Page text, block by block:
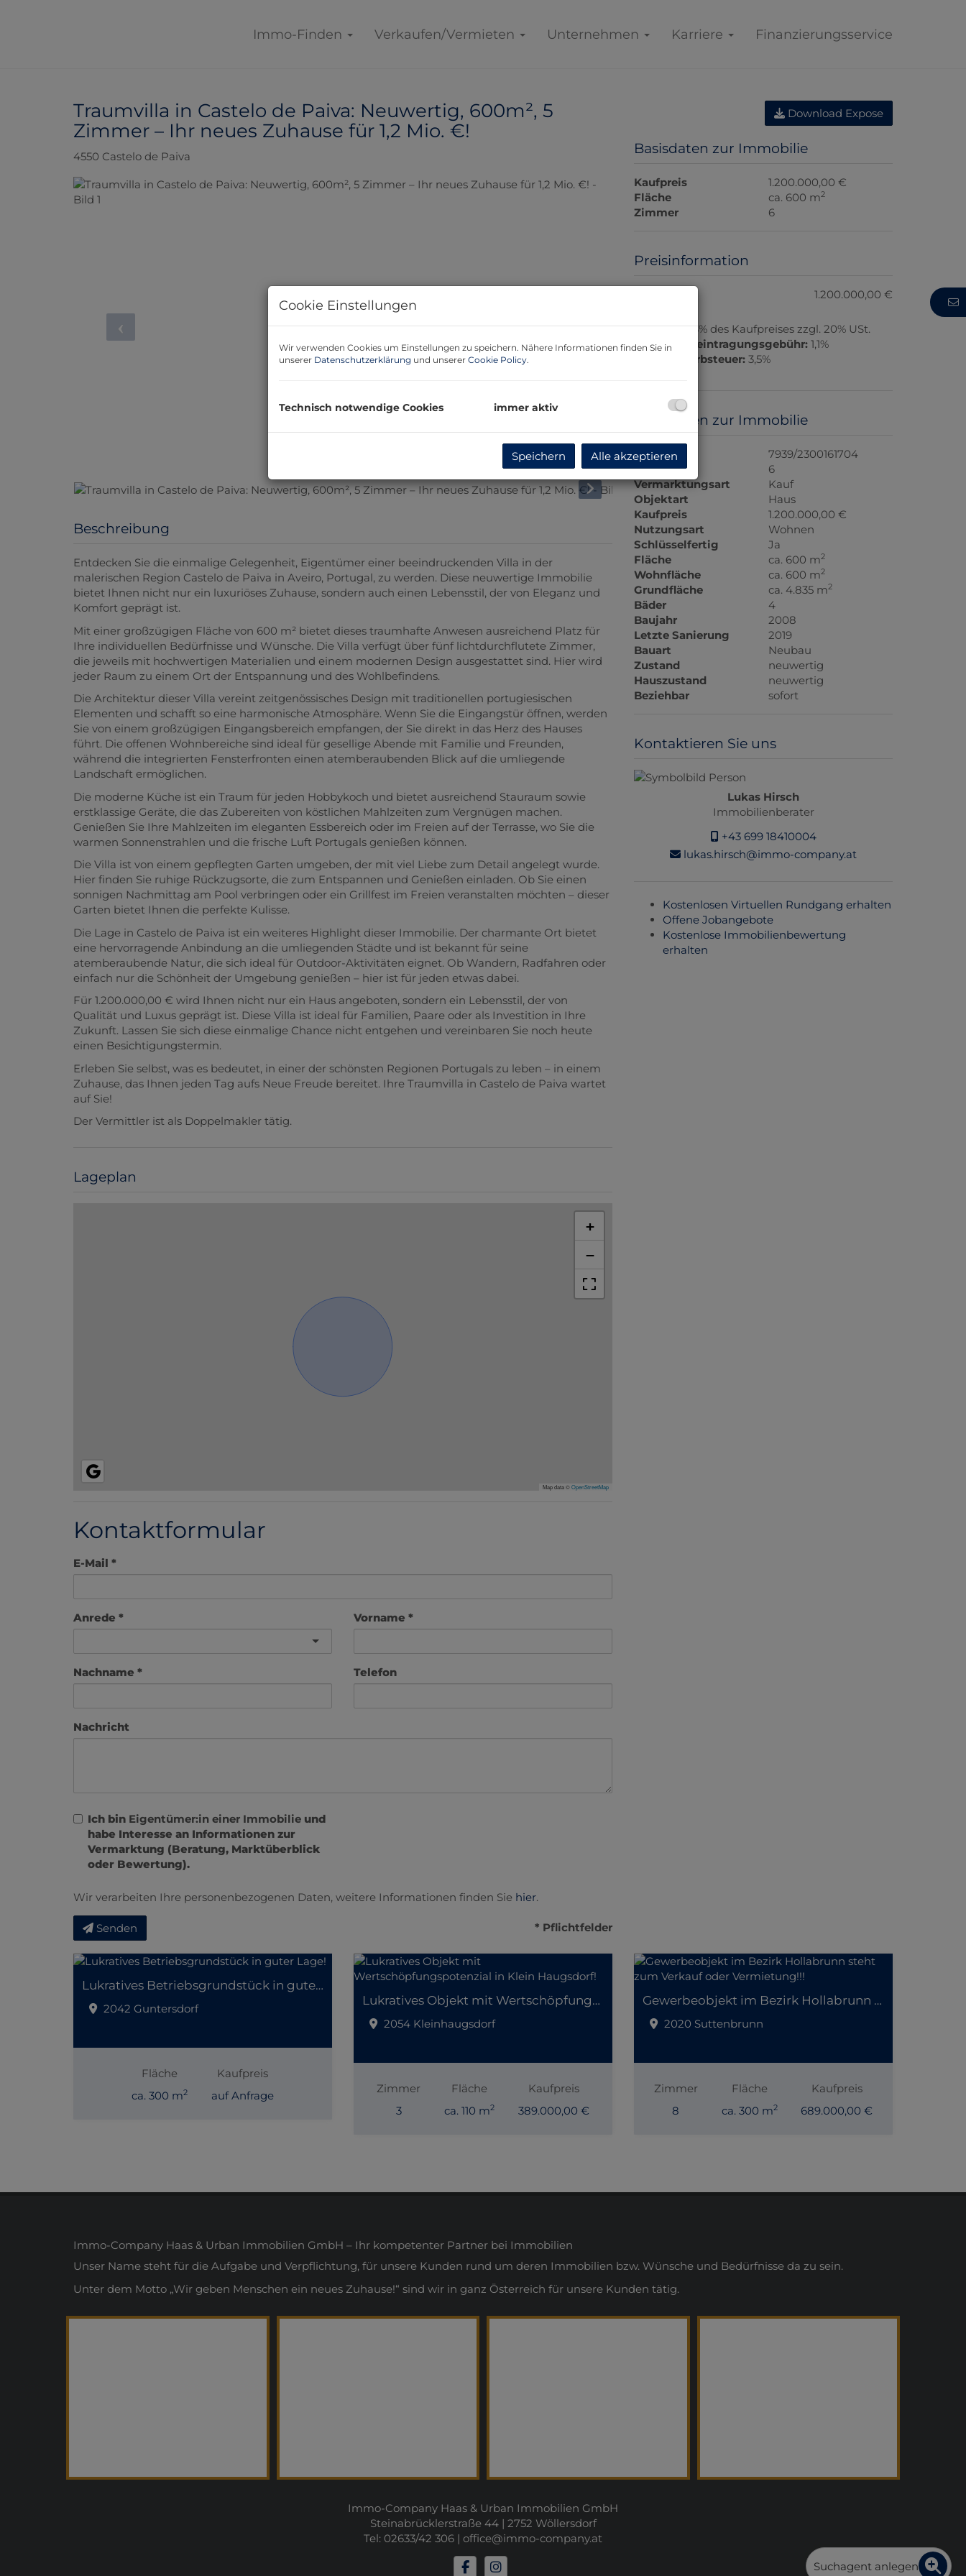
Immo-Finden Verkaufen/Vermieten Unternehmen Karriere Finanzierungsservice
Traumvilla in Castelo de Paiva: Neuwertig, 600m², 5
Zimmer – Ihr neues Zuhause für 1,2 Mio. €!
4550 Castelo de Paiva
Beschreibung
Entdecken Sie die einmalige Gelegenheit, Eigentümer einer beeindruckenden Villa in der
malerischen Region Castelo de Paiva in Aveiro, Portugal, zu werden. Diese neuwertige Immobilie
bietet Ihnen nicht nur ein luxuriöses Zuhause, sondern auch einen Lebensstil, der von Eleganz und
Komfort geprägt ist.
Mit einer großzügigen Fläche von 600 m² bietet dieses traumhafte Anwesen ausreichend Platz für
Ihre individuellen Bedürfnisse und Wünsche. Die Villa verfügt über fünf lichtdurchflutete Zimmer,
die jeweils mit hochwertigen Materialien und einem modernen Design ausgestattet sind. Hier wird
jeder Raum zu einem Ort der Entspannung und des Wohlbefindens.
Die Architektur dieser Villa vereint zeitgenössisches Design mit traditionellen portugiesischen
Elementen und schafft so eine harmonische Atmosphäre. Wenn Sie die Eingangstür öffnen, werden
Sie von einem großzügigen Eingangsbereich empfangen, der Sie direkt in das Herz des Hauses
führt. Die offenen Wohnbereiche sind ideal für gesellige Abende mit Familie und Freunden,
während die integrierten Fensterfronten einen atemberaubenden Blick auf die umliegende
Landschaft ermöglichen.
Die moderne Küche ist ein Traum für jeden Hobbykoch und bietet ausreichend Stauraum sowie
erstklassige Geräte, die das Zubereiten von köstlichen Mahlzeiten zum Vergnügen machen.
Genießen Sie Ihre Mahlzeiten im eleganten Essbereich oder im Freien auf der Terrasse, wo Sie die
warmen Sonnenstrahlen und die frische Luft Portugals genießen können.
Die Villa ist von einem gepflegten Garten umgeben, der mit viel Liebe zum Detail angelegt wurde.
Hier finden Sie ruhige Rückzugsorte, die zum Entspannen und Genießen einladen. Ob Sie einen
sonnigen Nachmittag am Pool verbringen oder ein Grillfest im Freien veranstalten möchten – dieser
Garten bietet Ihnen die perfekte Kulisse.
Die Lage in Castelo de Paiva ist ein weiteres Highlight dieser Immobilie. Der charmante Ort bietet
eine hervorragende Anbindung an die umliegenden Städte und ist bekannt für seine
atemberaubende Natur, die sich ideal für Outdoor-Aktivitäten eignet. Ob Wandern, Radfahren oder
einfach nur die Schönheit der Umgebung genießen – hier ist für jeden etwas dabei.
Für 1.200.000,00 € wird Ihnen nicht nur ein Haus angeboten, sondern ein Lebensstil, der von
Qualität und Luxus geprägt ist. Diese Villa ist ideal für Familien, Paare oder als Investition in Ihre
Zukunft. Lassen Sie sich diese einmalige Chance nicht entgehen und vereinbaren Sie noch heute
einen Besichtigungstermin.
Erleben Sie selbst, was es bedeutet, in einer der schönsten Regionen Portugals zu leben – in einem
Zuhause, das Ihnen jeden Tag aufs Neue Freude bereitet. Ihre Traumvilla in Castelo de Paiva wartet
auf Sie!
Der Vermittler ist als Doppelmakler tätig.
Lageplan
+
−
Map data ©OpenStreetMap
Kontaktformular
E-Mail
Anrede Vorname
Nachname Telefon
Nachricht
Ich bin Eigentümer:in einer Immobilie und
habe Interesse an Informationen zur
Vermarktung (Beratung, Marktüberblick
oder Bewertung).
Wir verarbeiten Ihre personenbezogenen Daten, weitere Informationen finden Sie hier.
Senden * Pflichtfelder
Download Expose
Basisdaten zur Immobilie
Kaufpreis
1.200.000,00 €
Fläche
ca. 600 m2
Zimmer 6
Preisinformation
1.200.000,00 €
Provision: 3% des Kaufpreises zzgl. 20% USt.
Grundbucheintragungsgebühr: 1,1%
Grunderwerbsteuer: 3,5%
Basisdaten zur Immobilie
Objektnr.
7939/2300161704
Zimmer
6
Vermarktungsart
Kauf
Objektart
Haus
Kaufpreis
1.200.000,00 €
Nutzungsart
Wohnen
Schlüsselfertig
Ja
Fläche
ca. 600 m2
Wohnfläche ca. 600 m2
Grundfläche ca. 4.835 m2
Bäder
4
Baujahr
2008
Letzte Sanierung
2019
Bauart
Neubau
Zustand
neuwertig
Hauszustand
neuwertig
Beziehbar
sofort
Kontaktieren Sie uns
Lukas Hirsch
Immobilienberater
+43 699 18410004
lukas.hirsch@immo-company.at
Kostenlosen Virtuellen Rundgang erhalten
Offene Jobangebote
Kostenlose Immobilienbewertung
erhalten
Lukratives Betriebsgrundstück in guter Lage!
2042 Guntersdorf
Fläche
ca. 300 m2
Kaufpreis
auf Anfrage
Lukratives Objekt mit Wertschöpfungspotenzial in Klein Haugsdorf!
2054 Kleinhaugsdorf
Zimmer
3
Fläche
ca. 110 m2
Kaufpreis
389.000,00 €
Gewerbeobjekt im Bezirk Hollabrunn steht zum Verkauf oder Vermietung!!!
2020 Suttenbrunn
Zimmer
8
Fläche
ca. 300 m2
Kaufpreis
689.000,00 €
Immo-Company Haas & Urban Immobilien GmbH – Ihr kompetenter Partner bei Immobilien
Unser Name steht für die Aufgabe und Verpflichtung, für unsere Kunden rund um deren Immobilien bzw. Wünsche und Bedürfnisse da zu sein.
Unter dem Motto „Wir geben Menschen ein neues Zuhause!“ sind wir in ganz Österreich für unsere Kunden tätig.
Immo-Company Haas & Urban Immobilien GmbH
Steinabrücklerstraße 44 | 2752 Wöllersdorf
Tel: 02633/42 306 | office@immo-company.at
Suchagent anlegen
Cookie Einstellungen
Wir verwenden Cookies um Einstellungen zu speichern. Nähere Informationen finden Sie in
unserer Datenschutzerklärung und unserer Cookie Policy.
Technisch notwendige Cookies immer aktiv
Speichern Alle akzeptieren